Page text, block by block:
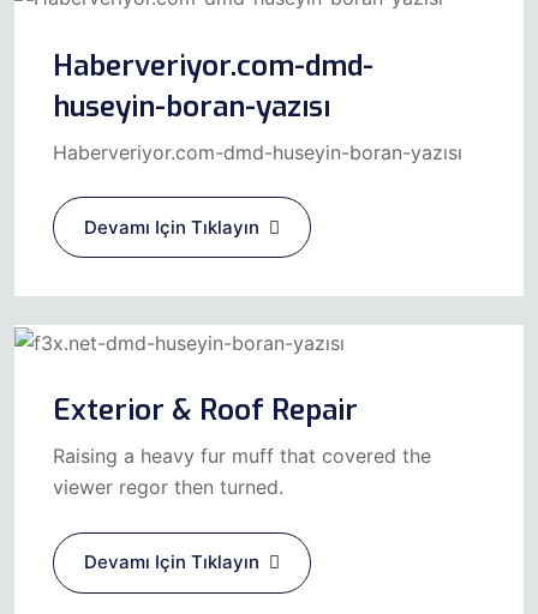
Haberveriyor.com-dmd-
huseyin-boran-yazısı
Haberveriyor.com-dmd-huseyin-boran-yazısı
Devamı Için Tıklayın
Exterior & Roof Repair
Raising a heavy fur muff that covered the
viewer regor then turned.
Devamı Için Tıklayın